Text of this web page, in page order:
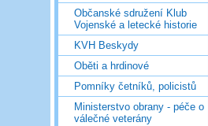
Občanské sdružení Klub
Vojenské a letecké historie
KVH Beskydy
Oběti a hrdinové
Pomníky četníků, policistů
Ministerstvo obrany - péče o
válečné veterány